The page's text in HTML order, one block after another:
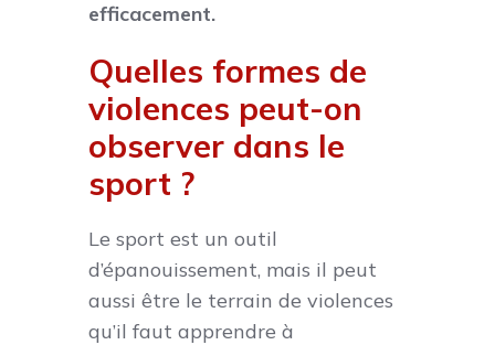
efficacement.
Quelles formes de
violences peut-on
observer dans le
sport ?
Le sport est un outil
d’épanouissement, mais il peut
aussi être le terrain de violences
qu’il faut apprendre à